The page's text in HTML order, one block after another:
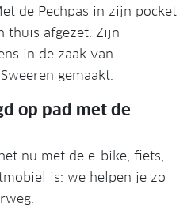
de Pechpas in zijn pocket
thuis afgezet. Zijn
in de zaak van
gemaakt.
op pad met de
nu met de e-bike, fiets,
is: we helpen je zo